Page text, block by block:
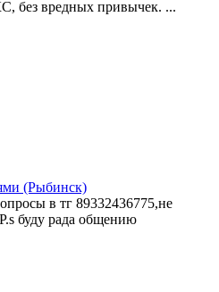
без вредных привычек. ...
(Рыбинск)
в тг 89332436775,не
буду рада общению